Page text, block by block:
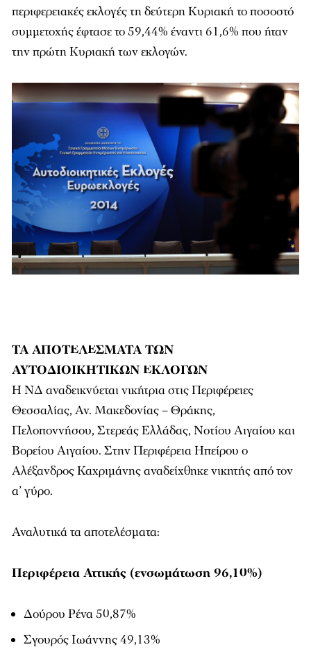
περιφερειακές εκλογές τη δεύτερη Κυριακή το ποσοστό
συμμετοχής έφτασε το 59,44% έναντι 61,6% που ήταν
την πρώτη Κυριακή των εκλογών.
ΤΑ ΑΠΟΤΕΛΕΣΜΑΤΑ ΤΩΝ
ΑΥΤΟΔΙΟΙΚΗΤΙΚΩΝ ΕΚΛΟΓΩΝ
Η ΝΔ αναδεικνύεται νικήτρια στις Περιφέρειες
Θεσσαλίας, Αν. Μακεδονίας – Θράκης,
Πελοποννήσου, Στερεάς Ελλάδας, Νοτίου Αιγαίου και
Βορείου Αιγαίου. Στην Περιφέρεια Ηπείρου ο
Αλέξανδρος Καχριμάνης αναδείχθηκε νικητής από τον
α’ γύρο.
Αναλυτικά τα αποτελέσματα:
Περιφέρεια Αττικής (ενσωμάτωση 96,10%)
Δούρου Ρένα 50,87%
Σγουρός Ιωάννης 49,13%